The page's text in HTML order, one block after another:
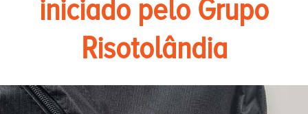
iniciado pelo Grupo
Risotolândia